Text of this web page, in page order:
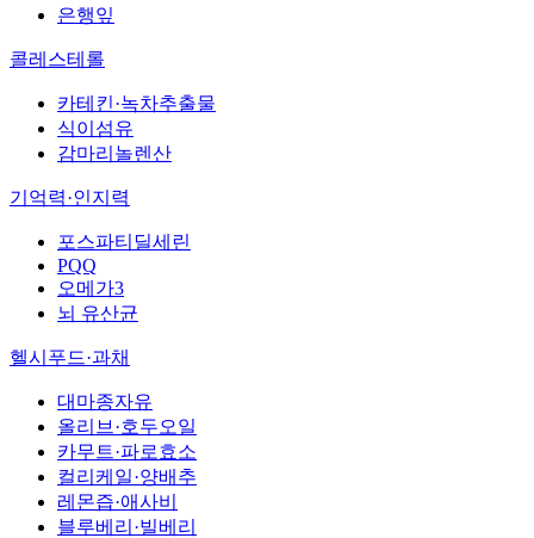
은행잎
콜레스테롤
카테킨·녹차추출물
식이섬유
감마리놀렌산
기억력·인지력
포스파티딜세린
PQQ
오메가3
뇌 유산균
헬시푸드·과채
대마종자유
올리브·호두오일
카무트·파로효소
컬리케일·양배추
레몬즙·애사비
블루베리·빌베리